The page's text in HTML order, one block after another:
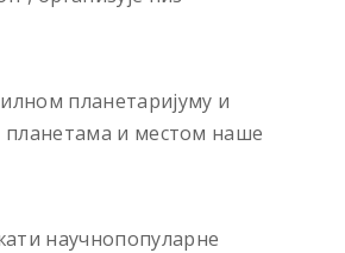
планетариjуму и
планетама и местом наше
научнопопуларне